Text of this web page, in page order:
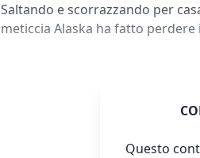
Saltando e scorrazzando per
meticcia Alaska ha fatto
Questo